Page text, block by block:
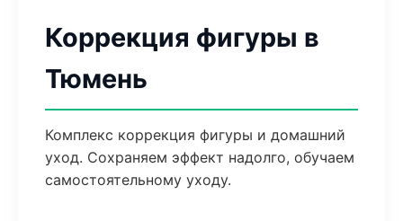
Коррекция фигуры в
Тюмень
Комплекс коррекция фигуры и домашний
уход. Сохраняем эффект надолго, обучаем
самостоятельному уходу.